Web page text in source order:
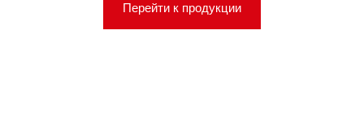
Перейти к продукции